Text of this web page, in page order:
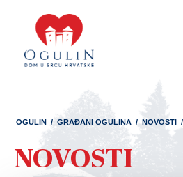
OGULIN / GRAĐANI OGULINA / NOVOSTI /
NOVOSTI